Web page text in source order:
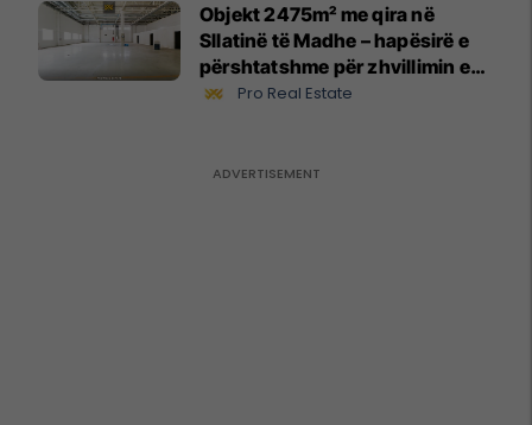
Objekt 2475m² me qira në
Sllatinë të Madhe – hapësirë e
përshtatshme për zhvillimin e
biznesit #16068
Pro Real Estate